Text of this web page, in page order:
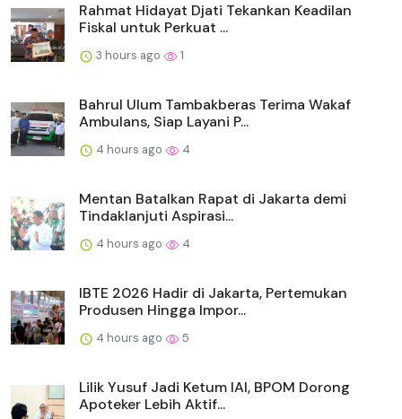
Rahmat Hidayat Djati Tekankan Keadilan
Fiskal untuk Perkuat ...
3 hours ago 1
Bahrul Ulum Tambakberas Terima Wakaf
Ambulans, Siap Layani P...
4 hours ago 4
Mentan Batalkan Rapat di Jakarta demi
Tindaklanjuti Aspirasi...
4 hours ago 4
IBTE 2026 Hadir di Jakarta, Pertemukan
Produsen Hingga Impor...
4 hours ago 5
Lilik Yusuf Jadi Ketum IAI, BPOM Dorong
Apoteker Lebih Aktif...